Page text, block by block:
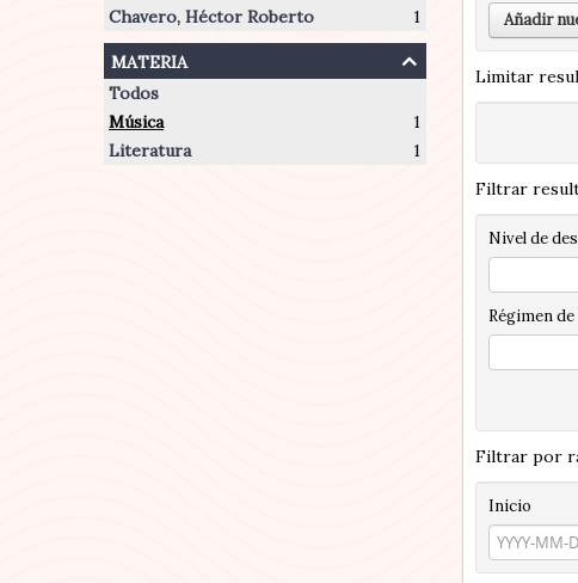
Chavero, Héctor Roberto
1
materia
Todos
Música
1
Literatura
1
Añadir
Limitar
Filtrar
Nivel de
Régimen
Filtrar por
Inicio